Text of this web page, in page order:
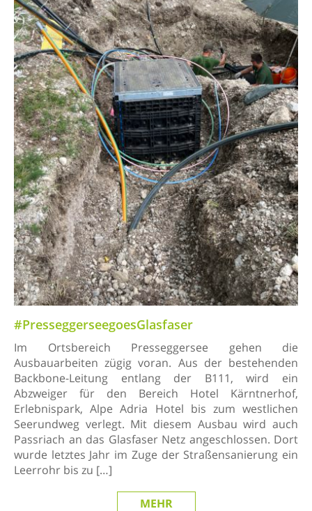
#PresseggerseegoesGlasfaser
Im Ortsbereich Presseggersee gehen die
Ausbauarbeiten zügig voran. Aus der bestehenden
Backbone-Leitung entlang der B111, wird ein
Abzweiger für den Bereich Hotel Kärntnerhof,
Erlebnispark, Alpe Adria Hotel bis zum westlichen
Seerundweg verlegt. Mit diesem Ausbau wird auch
Passriach an das Glasfaser Netz angeschlossen. Dort
wurde letztes Jahr im Zuge der Straßensanierung ein
Leerrohr bis zu […]
MEHR